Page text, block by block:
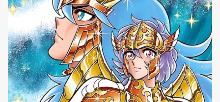
colpire. Quello che si trova tra [']